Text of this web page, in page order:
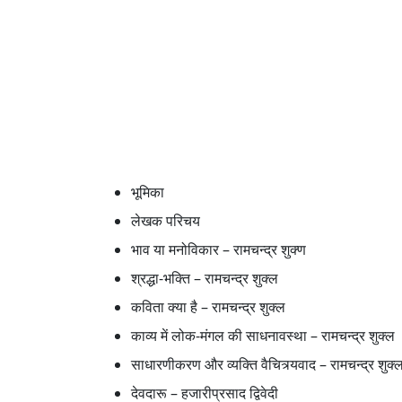
भूमिका
लेखक परिचय
भाव या मनोविकार – रामचन्द्र शुक्ण
श्रद्धा-भक्ति – रामचन्द्र शुक्ल
कविता क्या है – रामचन्द्र शुक्ल
काव्य में लोक-मंगल की साधनावस्था – रामचन्द्र शुक्ल
साधारणीकरण और व्यक्ति वैचित्र्यवाद – रामचन्द्र
देवदारू – हजारीप्रसाद द्विवेदी